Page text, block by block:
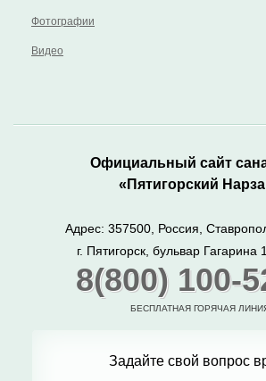
Фотографии
Видео
Задайте свой вопрос
Официальный сайт
«Пятигорский
Адрес: 357500, Россия,
г. Пятигорск, бульвар Гагарина
8(800) 100-
БЕСПЛАТНАЯ ГОРЯЧАЯ